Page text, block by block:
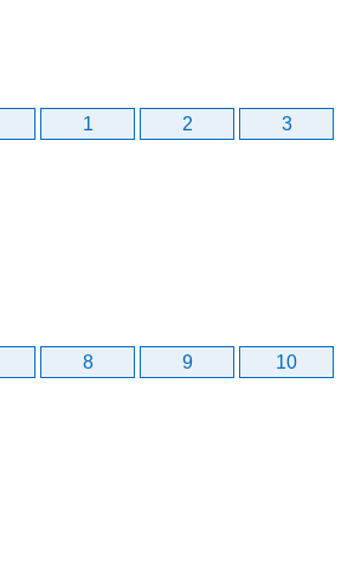
1 2 3
8 9 10